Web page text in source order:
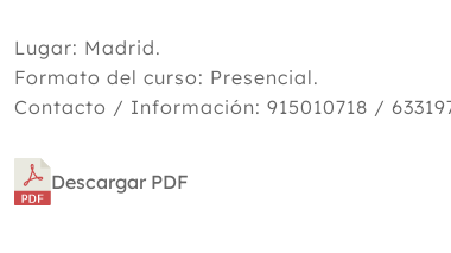
Lugar: Madrid.
Formato del curso: Presencial.
Contacto / Información: 915010718 /
Descargar PDF